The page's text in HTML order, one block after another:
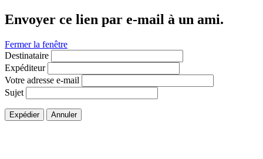
Envoyer ce lien par e-mail à un ami.
Fermer la fenêtre
Destinataire
Expéditeur
Votre adresse e-mail
Sujet
Expédier Annuler